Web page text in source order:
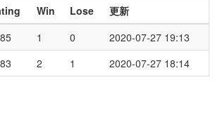
Win Lose
更新
1 0
2020-07-27 19:13
2 1 2020-07-27 18:14